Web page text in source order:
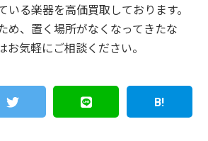
いる楽器を高価買取しております。
め、置く場所がなくなってきたな
お気軽にご相談ください。